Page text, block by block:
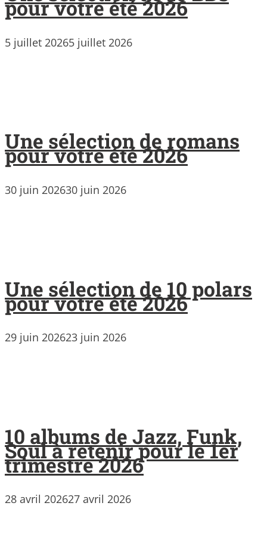
pour votre été 2026
5 juillet 20265 juillet 2026
Une sélection de romans
pour votre été 2026
30 juin 202630 juin 2026
Une sélection de 10 polars
pour votre été 2026
29 juin 202623 juin 2026
10 albums de Jazz, Funk,
Soul à retenir pour le 1er
trimestre 2026
28 avril 202627 avril 2026